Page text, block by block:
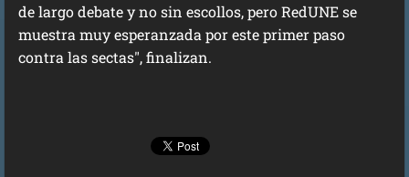
de largo debate y no sin escollos, pero RedUNE se
muestra muy esperanzada por este primer paso
contra las sectas", finalizan.